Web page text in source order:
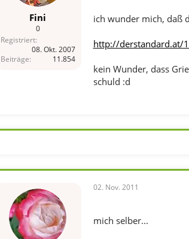
Fini
0
Registriert
08. Okt. 2007
Beiträge
11.854
ich wunder mich, daß
http://derstandard.at/
kein Wunder, dass
schuld :d
02. Nov. 2011
mich selber...